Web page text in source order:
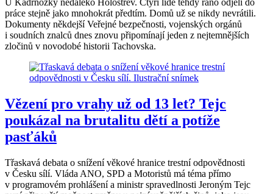
U Kadrnožky nedaleko Holostřev. Čtyři lidé tehdy ráno odjeli do
práce stejně jako mnohokrát předtím. Domů už se nikdy nevrátili.
Dokumenty někdejší Veřejné bezpečnosti, vojenských orgánů
i soudních znalců dnes znovu připomínají jeden z nejtemnějších
zločinů v novodobé historii Tachovska.
Vězení pro vrahy už od 13 let? Tejc
poukázal na brutalitu dětí a potíže
pasťáků
Třaskavá debata o snížení věkové hranice trestní odpovědnosti
v Česku sílí. Vláda ANO, SPD a Motoristů má téma přímo
v programovém prohlášení a ministr spravedlnosti Jeroným Tejc